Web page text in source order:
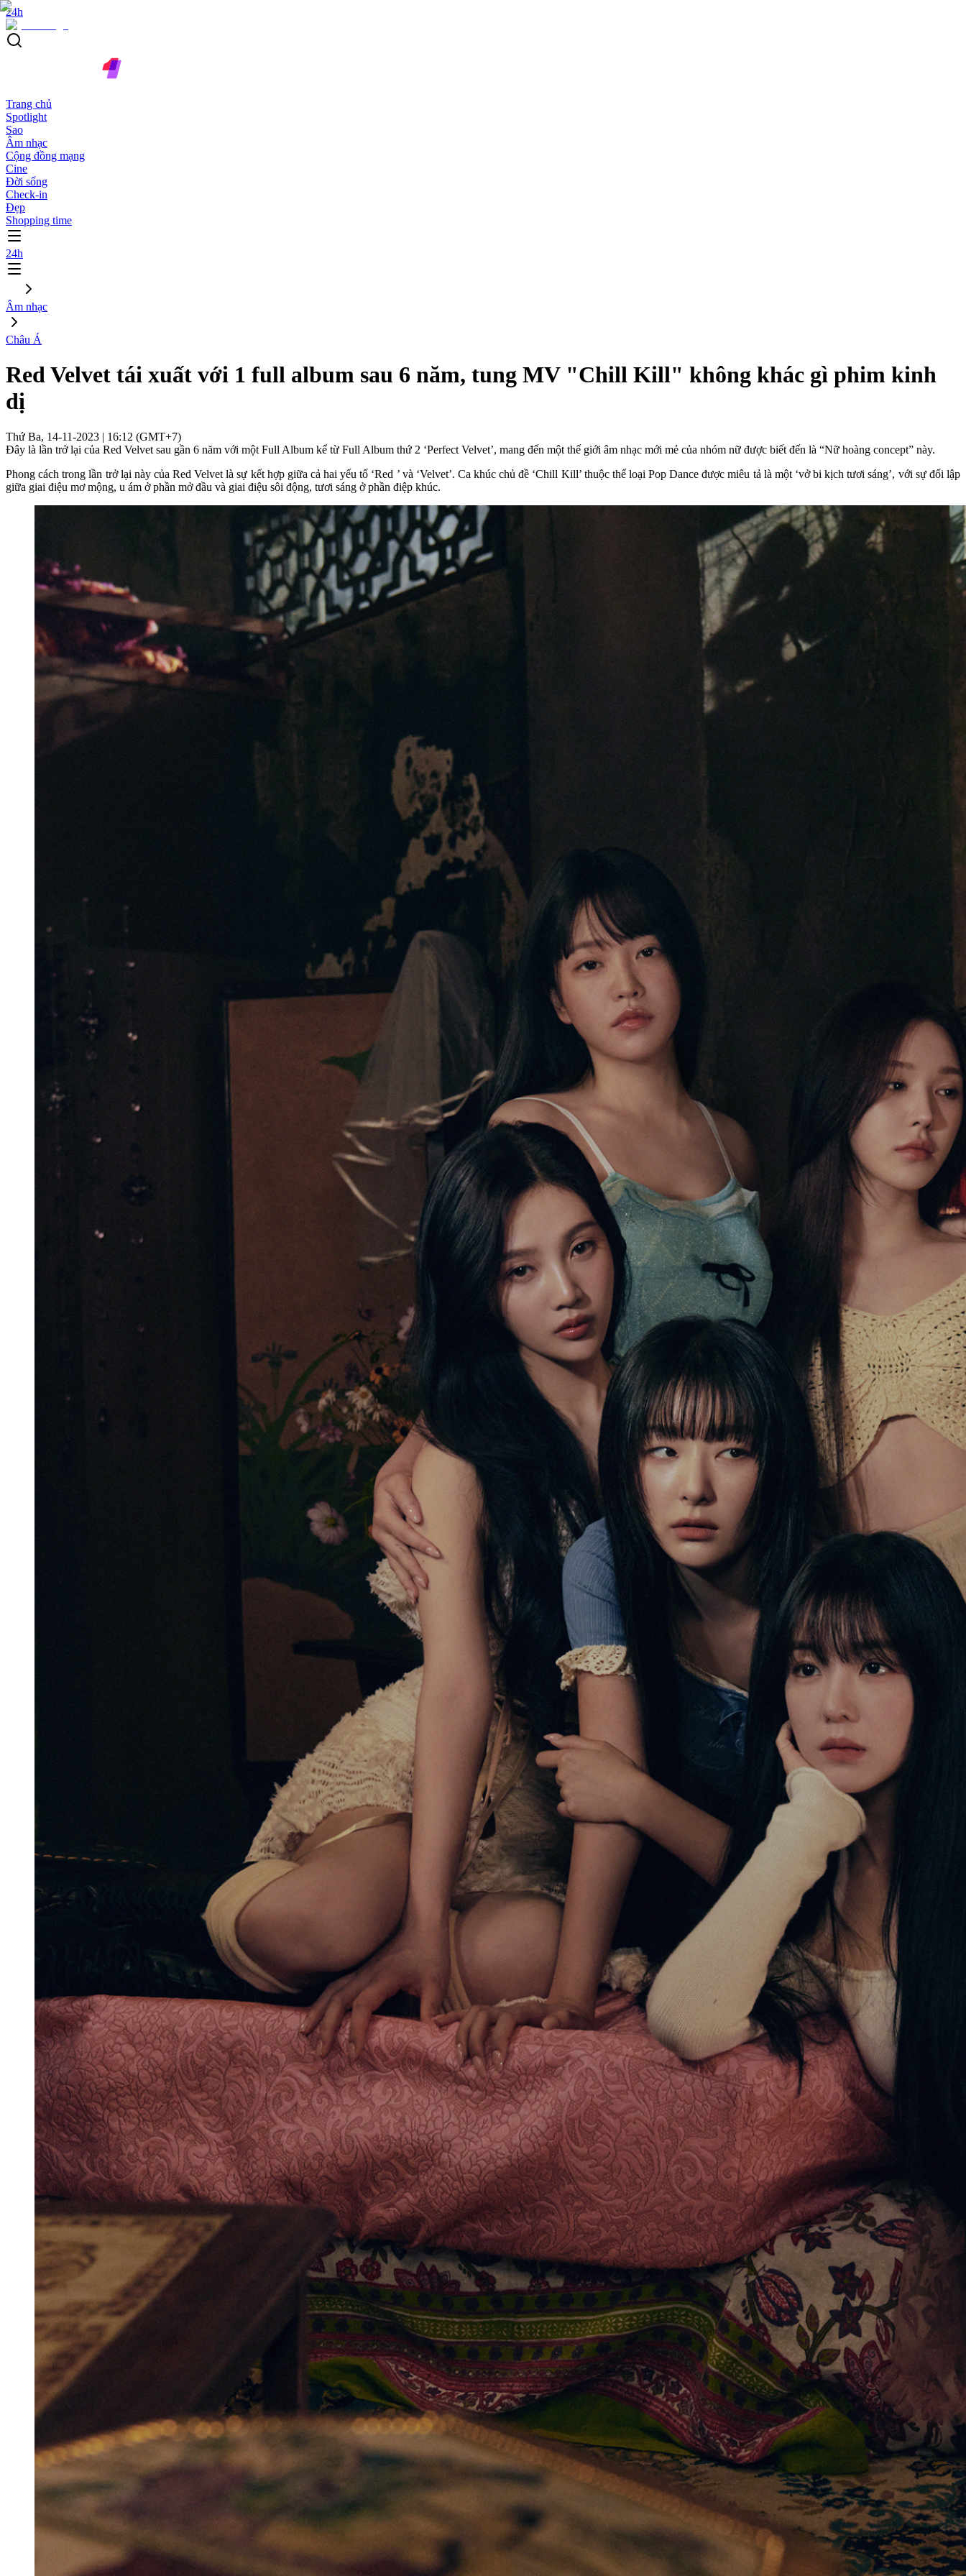
24h
Trang chủ
Spotlight
Sao
Âm nhạc
Cộng đồng mạng
Cine
Đời sống
Check-in
Đẹp
Shopping time
24h
Âm nhạc
Châu Á
Red Velvet tái xuất với 1 full album sau 6 năm, tung MV "Chill Kill" không khác gì phim kinh
dị
Thứ Ba, 14-11-2023 | 16:12 (GMT+7)
Đây là lần trở lại của Red Velvet sau gần 6 năm với một Full Album kể từ Full Album thứ 2 ‘Perfect Velvet’, mang đến một thế giới âm nhạc mới mẻ của nhóm nữ được biết đến là “Nữ hoàng concept” này.
Phong cách trong lần trở lại này của Red Velvet là sự kết hợp giữa cả hai yếu tố ‘Red ’ và ‘Velvet’. Ca khúc chủ đề ‘Chill Kill’ thuộc thể loại Pop Dance được miêu tả là một ‘vở bi kịch tươi sáng’, với sự đối lập
giữa giai điệu mơ mộng, u ám ở phần mở đầu và giai điệu sôi động, tươi sáng ở phần điệp khúc.